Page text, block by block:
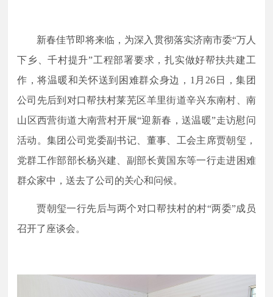
新春佳节即将来临，为深入贯彻落实济南市委“万人
下乡、千村提升”工程部署要求，扎实做好帮扶共建工
作，将温暖和关怀送到困难群众身边，1月26日，集团
公司先后到对口帮扶村莱芜区羊里街道辛兴东南村、南
山区西营街道大南营村开展“迎新春，送温暖”走访慰问
活动。集团公司党委副书记、董事、工会主席贾朝玺，
党群工作部部长杨兴建、副部长黄国东等一行走进困难
群众家中，送去了公司的关心和问候。
贾朝玺一行先后与两个对口帮扶村的村“两委”成员
召开了座谈会。